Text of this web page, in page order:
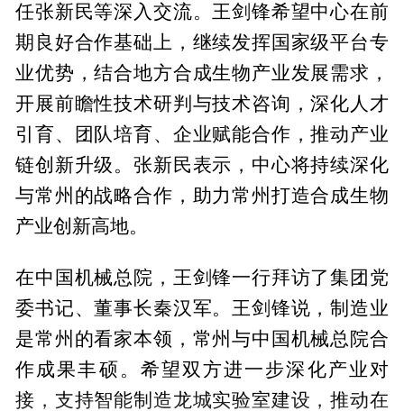
任张新民等深入交流。王剑锋希望中心在前
期良好合作基础上，继续发挥国家级平台专
业优势，结合地方合成生物产业发展需求，
开展前瞻性技术研判与技术咨询，深化人才
引育、团队培育、企业赋能合作，推动产业
链创新升级。张新民表示，中心将持续深化
与常州的战略合作，助力常州打造合成生物
产业创新高地。
在中国机械总院，王剑锋一行拜访了集团党
委书记、董事长秦汉军。王剑锋说，制造业
是常州的看家本领，常州与中国机械总院合
作成果丰硕。希望双方进一步深化产业对
接，支持智能制造龙城实验室建设，推动在